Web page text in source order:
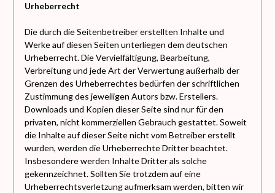
Urheberrecht
Die durch die Seitenbetreiber erstellten Inhalte und
Werke auf diesen Seiten unterliegen dem deutschen
Urheberrecht. Die Vervielfältigung, Bearbeitung,
Verbreitung und jede Art der Verwertung außerhalb der
Grenzen des Urheberrechtes bedürfen der schriftlichen
Zustimmung des jeweiligen Autors bzw. Erstellers.
Downloads und Kopien dieser Seite sind nur für den
privaten, nicht kommerziellen Gebrauch gestattet. Soweit
die Inhalte auf dieser Seite nicht vom Betreiber erstellt
wurden, werden die Urheberrechte Dritter beachtet.
Insbesondere werden Inhalte Dritter als solche
gekennzeichnet. Sollten Sie trotzdem auf eine
Urheberrechtsverletzung aufmerksam werden, bitten wir